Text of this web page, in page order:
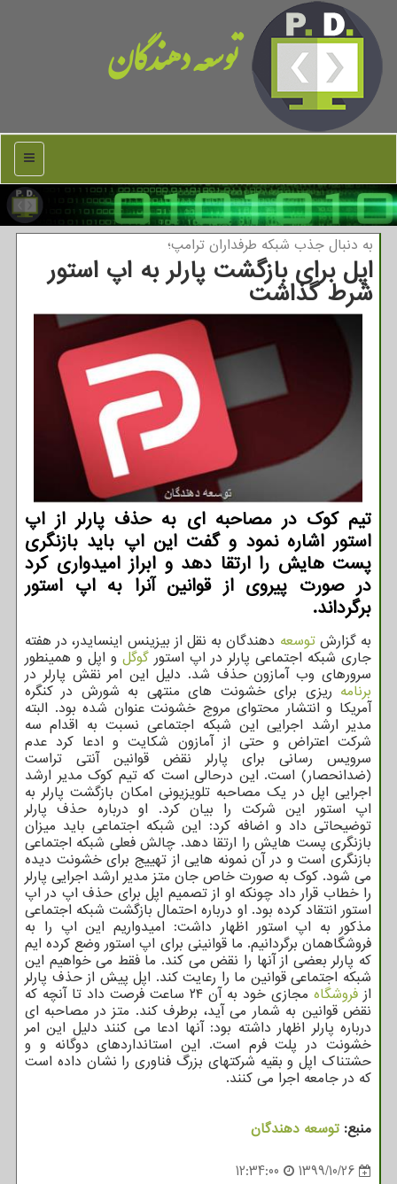
توسعه دهندگان
منو
به دنبال جذب شبكه طرفداران ترامپ؛
اپل برای بازگشت پارلر به اپ استور
شرط گذاشت
تیم کوک در مصاحبه ای به حذف پارلر از اپ
استور اشاره نمود و گفت این اپ باید بازنگری
پست هایش را ارتقا دهد و ابراز امیدواری کرد
در صورت پیروی از قوانین آنرا به اپ استور
برگرداند.
به گزارشتوسعه دهندگان به نقل از بیزینس اینسایدر، در هفته
جاری شبکه اجتماعی پارلر در اپ استور گوگل و اپل و همینطور
سرورهای وب آمازون حذف شد. دلیل این امر نقش پارلر در
برنامه ریزی برای خشونت های منتهی به شورش در کنگره
آمریکا و انتشار محتوای مروج خشونت عنوان شده بود. البته
مدیر ارشد اجرایی این شبکه اجتماعی نسبت به اقدام سه
شرکت اعتراض و حتی از آمازون شکایت و ادعا کرد عدم
سرویس رسانی برای پارلر نقض قوانین آنتی تراست
(ضدانحصار) است. این درحالی است که تیم کوک مدیر ارشد
اجرایی اپل در یک مصاحبه تلویزیونی امکان بازگشت پارلر به
اپ استور این شرکت را بیان کرد. او درباره حذف پارلر
توضیحاتی داد و اضافه کرد: این شبکه اجتماعی باید میزان
بازنگری پست هایش را ارتقا دهد. چالش فعلی شبکه اجتماعی
بازنگری است و در آن نمونه هایی از تهییج برای خشونت دیده
می شود. کوک به صورت خاص جان متز مدیر ارشد اجرایی پارلر
را خطاب قرار داد چونکه او از تصمیم اپل برای حذف اپ در اپ
استور انتقاد کرده بود. او درباره احتمال بازگشت شبکه اجتماعی
مذکور به اپ استور اظهار داشت: امیدواریم این اپ را به
فروشگاهمان برگردانیم. ما قوانینی برای اپ استور وضع کرده ایم
که پارلر بعضی از آنها را نقض می کند. ما فقط می خواهیم این
شبکه اجتماعی قوانین ما را رعایت کند. اپل پیش از حذف پارلر
از فروشگاه مجازی خود به آن ۲۴ ساعت فرصت داد تا آنچه که
نقض قوانین به شمار می آید، برطرف کند. متز در مصاحبه ای
درباره پارلر اظهار داشته بود: آنها ادعا می کنند دلیل این امر
خشونت در پلت فرم است. این استانداردهای دوگانه و و
حشتناک اپل و بقیه شرکتهای بزرگ فناوری را نشان داده است
که در جامعه اجرا می کنند.
منبع: توسعه دهندگان
1399/10/26
12:34:00